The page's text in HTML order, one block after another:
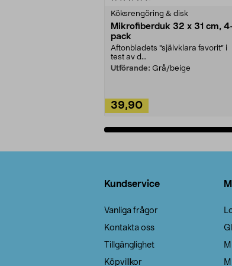
Köksrengöring & disk
Mikrofiberduk 32 x 31 cm,
pack
Aftonbladets "självklara favorit” i
test av d...
Utförande: Grå/beige
39,90
Kundservice
Vanliga frågor
Kontakta oss
Tillgänglighet
Köpvillkor